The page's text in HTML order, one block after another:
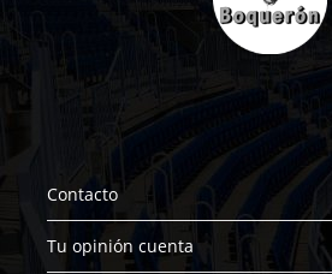
Contacto
Tu opinión cuenta